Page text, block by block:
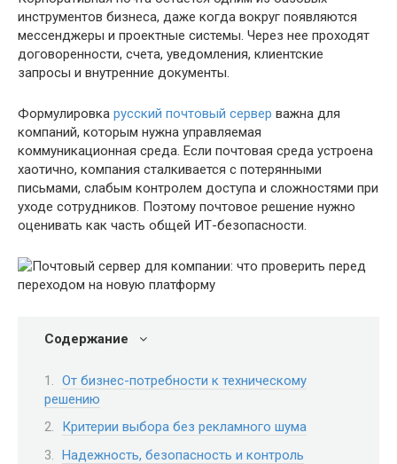
инструментов бизнеса, даже когда вокруг появляются
мессенджеры и проектные системы. Через нее проходят
договоренности, счета, уведомления, клиентские
запросы и внутренние документы.
Формулировка русский почтовый сервер важна для
компаний, которым нужна управляемая
коммуникационная среда. Если почтовая среда устроена
хаотично, компания сталкивается с потерянными
письмами, слабым контролем доступа и сложностями при
уходе сотрудников. Поэтому почтовое решение нужно
оценивать как часть общей ИТ-безопасности.
Содержание
От бизнес-потребности к техническому
решению
Критерии выбора без рекламного шума
Надежность, безопасность и контроль